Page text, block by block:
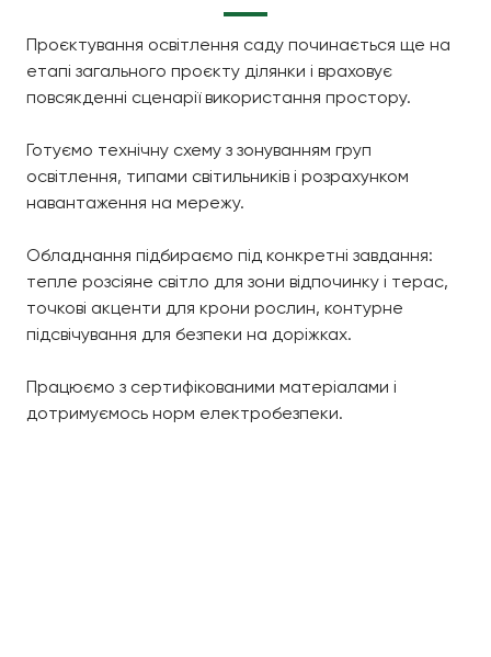
Проєктування освітлення саду починається ще на
етапі загального проєкту ділянки і враховує
повсякденні сценарії використання простору.
Готуємо технічну схему з зонуванням груп
освітлення, типами світильників і розрахунком
навантаження на мережу.
Обладнання підбираємо під конкретні завдання:
тепле розсіяне світло для зони відпочинку і терас,
точкові акценти для крони рослин, контурне
підсвічування для безпеки на доріжках.
Працюємо з сертифікованими матеріалами і
дотримуємось норм електробезпеки.